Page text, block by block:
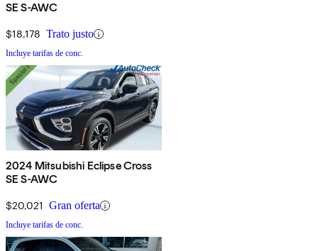
SE S-AWC
$18,178 Trato justo
Incluye tarifas de conc.
2024 Mitsubishi Eclipse Cross
SE S-AWC
$20,021 Gran oferta
Incluye tarifas de conc.